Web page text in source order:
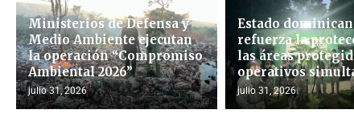
Ministerios de Defensa y
Medio Ambiente ejecutan
la operación “Compromiso
Ambiental 2026”
julio 31, 2026
Estado
refuerza la
las áreas
operativos
julio 31, 2026